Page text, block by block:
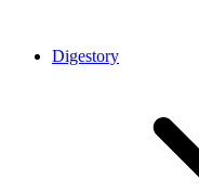
Digestory